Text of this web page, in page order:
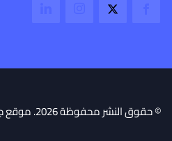
© حقوق النشر محفوظة 2026. موقع جبلة